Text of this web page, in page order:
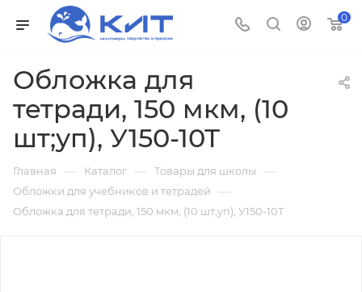
0
Обложка для
тетради, 150 мкм, (10
шт;уп), У150-10Т
Главная — Каталог — Товары для школы —
Обложки для учебников и тетрадей —
Обложка для тетради, 150 мкм, (10 шт;уп), У150-10Т